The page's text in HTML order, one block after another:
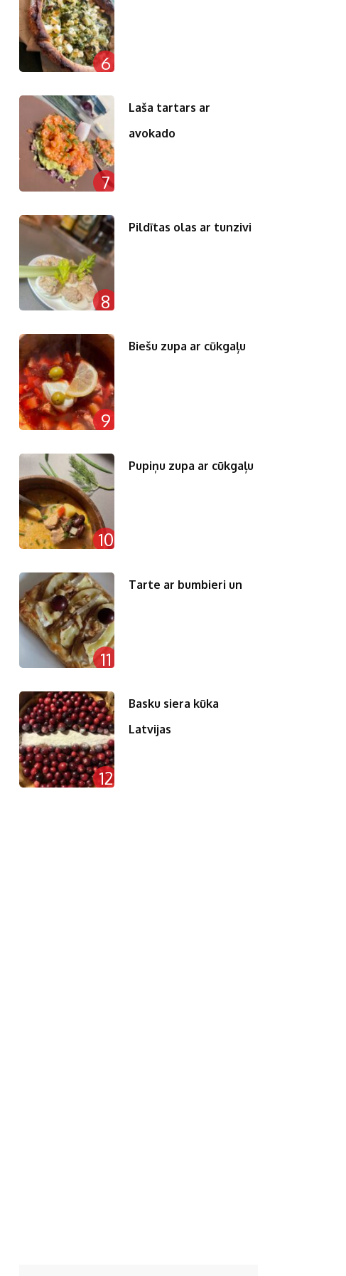
6
7
Laša tartars ar
avokado
8
Pildītas olas ar tunzivi
9
Biešu zupa ar cūkgaļu
10
Pupiņu zupa ar cūkgaļu
11
Tarte ar bumbieri un
12
Basku siera kūka
Latvijas